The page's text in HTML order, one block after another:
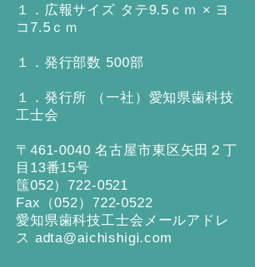
１．広報サイズ タテ9.5ｃｍ × ヨ
コ7.5ｃｍ
１．発行部数 500部
１．発行所 （一社）愛知県歯科技
工士会
〒461-0040 名古屋市東区矢田２丁
目13番15号
筺052）722‐0521
Fax（052）722‐0522
愛知県歯科技工士会メールアドレ
ス adta@aichishigi.com